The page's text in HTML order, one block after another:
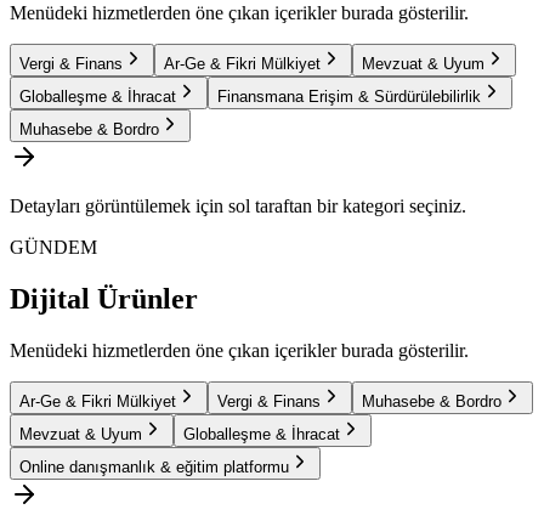
Menüdeki hizmetlerden öne çıkan içerikler burada gösterilir.
Vergi & Finans Ar-Ge & Fikri Mülkiyet
Mevzuat & Uyum
Globalleşme & İhracat
Finansmana Erişim & Sürdürülebilirlik
Muhasebe & Bordro
Detayları görüntülemek için sol taraftan bir kategori seçiniz.
GÜNDEM
Dijital Ürünler
Menüdeki hizmetlerden öne çıkan içerikler burada gösterilir.
Ar-Ge & Fikri Mülkiyet Vergi & Finans
Muhasebe & Bordro
Mevzuat & Uyum
Globalleşme & İhracat
Online danışmanlık & eğitim platformu